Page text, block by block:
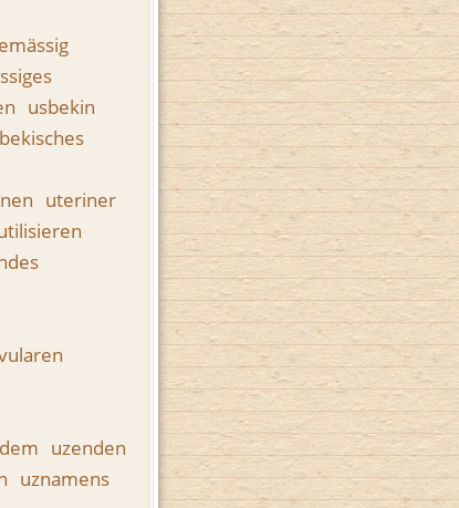
usbekin
uteriner
uzenden
uznamens